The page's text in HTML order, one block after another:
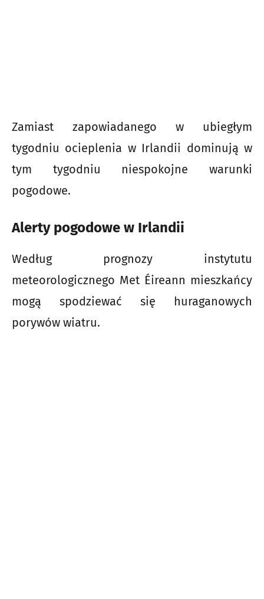
Zamiast zapowiadanego w ubiegłym
tygodniu ocieplenia w Irlandii dominują w
tym tygodniu niespokojne warunki
pogodowe.
Alerty pogodowe w Irlandii
Według prognozy instytutu
meteorologicznego Met Éireann mieszkańcy
mogą spodziewać się huraganowych
porywów wiatru.